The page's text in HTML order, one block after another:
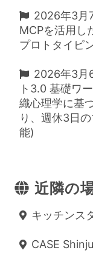
2026年3月
MCPを活用し
プロトタイピ
2026年3月
ト3.0 基礎ワ
織心理学に基
り、週休3日
能)
近隣の
キッチンス
CASE